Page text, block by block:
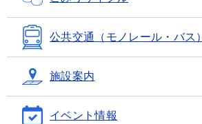
公共交通 （モノレール・バス）
施設案内
イベント情報